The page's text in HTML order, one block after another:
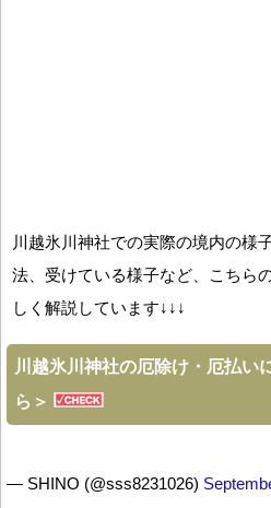
川越氷川神社での実際の境内の様
法、受けている様子など、こちら
しく解説しています↓↓↓
川越氷川神社の厄除け・厄払い
ら＞
— SHINO (@sss8231026)